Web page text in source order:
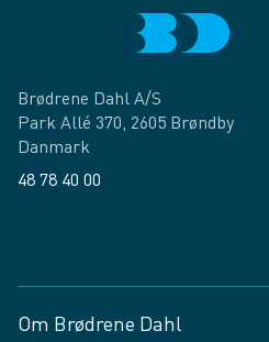
Brødrene Dahl A/S
Park Allé 370, 2605 Brøndby
Danmark
48 78 40 00
Om Brødrene Dahl